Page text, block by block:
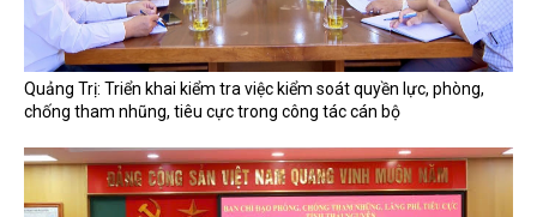
Quảng Trị: Triển khai kiểm tra việc kiểm soát quyền lực, phòng,
chống tham nhũng, tiêu cực trong công tác cán bộ